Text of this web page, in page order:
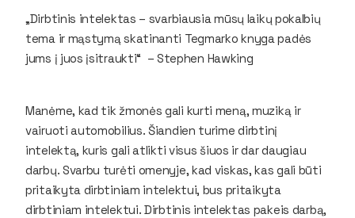
„Dirbtinis intelektas – svarbiausia mūsų laikų pokalbių
tema ir mąstymą skatinanti Tegmarko knyga padės
jums į juos įsitraukti“ – Stephen Hawking
Manėme, kad tik žmonės gali kurti meną, muziką ir
vairuoti automobilius. Šiandien turime dirbtinį
intelektą, kuris gali atlikti visus šiuos ir dar daugiau
darbų. Svarbu turėti omenyje, kad viskas, kas gali būti
pritaikyta dirbtiniam intelektui, bus pritaikyta
dirbtiniam intelektui. Dirbtinis intelektas pakeis darbą,